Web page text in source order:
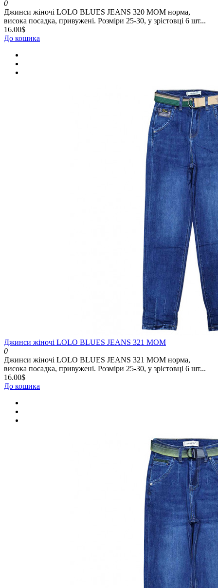
0
Джинси жіночі LOLO BLUES JEANS 320 MOM норма,
висока посадка, привужені. Розміри 25-30, у зрістовці 6 шт...
16.00$
До кошика
Джинси жіночі LOLO BLUES JEANS 321 MOM
0
Джинси жіночі LOLO BLUES JEANS 321 MOM норма,
висока посадка, привужені. Розміри 25-30, у зрістовці 6 шт...
16.00$
До кошика